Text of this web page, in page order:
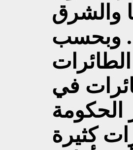
والشرق
وبحسب
في
الحكومة
كثيرة